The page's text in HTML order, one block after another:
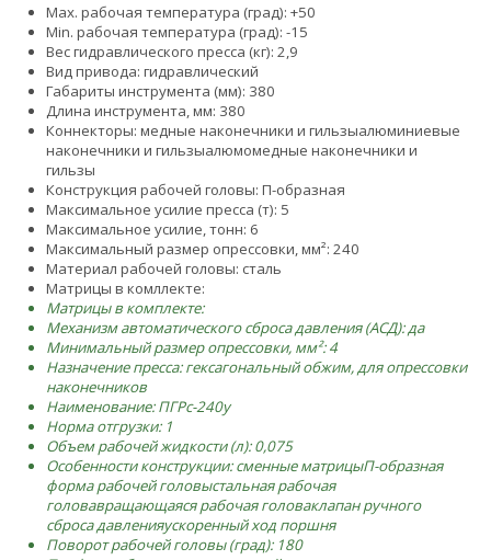
Max. рабочая температура (град): +50
Min. рабочая температура (град): -15
Вес гидравлического пресса (кг): 2,9
Вид привода: гидравлический
Габариты инструмента (мм): 380
Длина инструмента, мм: 380
Коннекторы: медные наконечники и гильзыалюминиевые
наконечники и гильзыалюмомедные наконечники и
гильзы
Конструкция рабочей головы: П-образная
Максимальное усилие пресса (т): 5
Максимальное усилие, тонн: 6
Максимальный размер опрессовки, мм²: 240
Материал рабочей головы: сталь
Матрицы в комллекте:
Матрицы в комплекте:
Механизм автоматического сброса давления (АСД): да
Минимальный размер опрессовки, мм²: 4
Назначение пресса: гексагональный обжим, для опрессовки
наконечников
Наименование: ПГРс-240у
Норма отгрузки: 1
Объем рабочей жидкости (л): 0,075
Особенности конструкции:сменные матрицыП-образная
форма рабочей головыстальная рабочая
головавращающаяся рабочая головаклапан ручного
сброса давленияускоренный ход поршня
Поворот рабочей головы (град): 180